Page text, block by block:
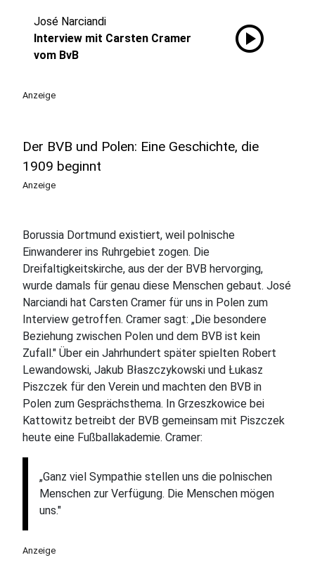
José Narciandi
Interview mit Carsten Cramer
vom BvB
play_circle
Anzeige
Der BVB und Polen: Eine Geschichte, die
1909 beginnt
Anzeige
Borussia Dortmund existiert, weil polnische
Einwanderer ins Ruhrgebiet zogen. Die
Dreifaltigkeitskirche, aus der der BVB hervorging,
wurde damals für genau diese Menschen gebaut. José
Narciandi hat Carsten Cramer für uns in Polen zum
Interview getroffen. Cramer sagt: „Die besondere
Beziehung zwischen Polen und dem BVB ist kein
Zufall." Über ein Jahrhundert später spielten Robert
Lewandowski, Jakub Błaszczykowski und Łukasz
Piszczek für den Verein und machten den BVB in
Polen zum Gesprächsthema. In Grzeszkowice bei
Kattowitz betreibt der BVB gemeinsam mit Piszczek
heute eine Fußballakademie. Cramer:
„Ganz viel Sympathie stellen uns die polnischen
Menschen zur Verfügung. Die Menschen mögen
uns."
Anzeige